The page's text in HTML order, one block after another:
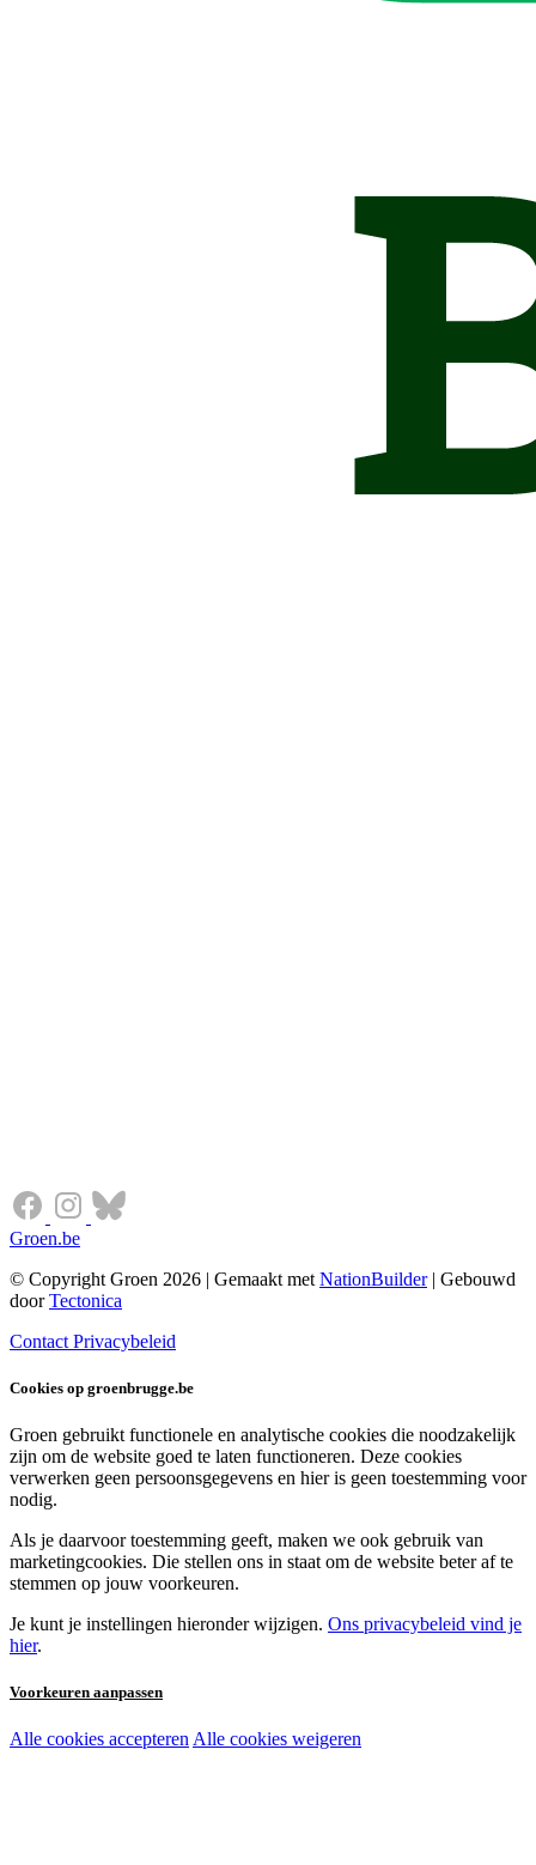
Groen.be
© Copyright Groen 2026 | Gemaakt met NationBuilder| Gebouwd
doorTectonica
Contact Privacybeleid
Cookies op groenbrugge.be
Groen gebruikt functionele en analytische cookies die noodzakelijk
zijn om de website goed te laten functioneren. Deze cookies
verwerken geen persoonsgegevens en hier is geen toestemming voor
nodig.
Als je daarvoor toestemming geeft, maken we ook gebruik van
marketingcookies. Die stellen ons in staat om de website beter af te
stemmen op jouw voorkeuren.
Je kunt je instellingen hieronder wijzigen. Ons privacybeleid vind je
hier.
Voorkeuren aanpassen
Noodzakelijke cookies:
Alle cookies accepteren Alle cookies weigeren